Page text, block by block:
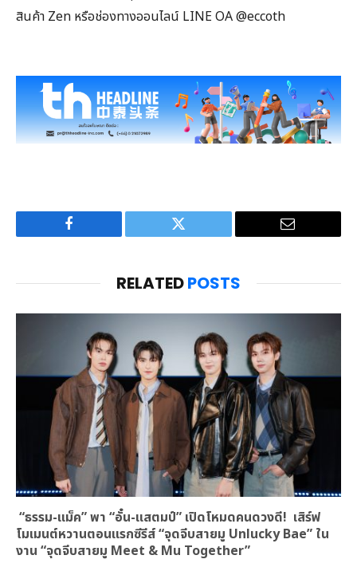
สินค้า Zen หรือช่องทางออนไลน์ LINE OA @eccoth
Facebook Twitter Email
RELATEDPOSTS
“ธรรม-แม็ค” พา “อั๋น-แสตมป์” เปิดโหมดคนดวงดี! เสิร์ฟ
โมเมนต์หวานตอนแรกซีรีส์ “จุดจีบสายมู Unlucky Bae” ใน
งาน “จุดจีบสายมู Meet & Mu Together”